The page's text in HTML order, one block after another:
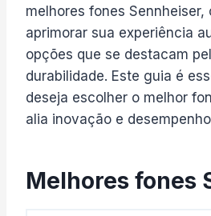
melhores fones Sennheiser,
aprimorar sua experiência
opções que se destacam
durabilidade. Este guia é
deseja escolher o melhor
alia inovação e
Melhores fones